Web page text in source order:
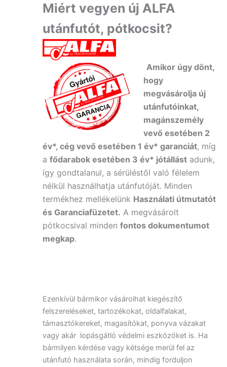
Miért vegyen új ALFA
utánfutót, pótkocsit?
Amikor úgy dönt,
hogy
megvásárolja új
utánfutóinkat,
magánszemély
vevő esetében 2
év*, cég vevő esetében 1 év* garanciát, míg
a fődarabok esetében 3 év* jótállástadunk,
így gondtalanul, a sérüléstől való félelem
nélkül használhatja utánfutóját. Minden
termékhez mellékelünk Használati útmutatót
és Garanciafüzetet. A megvásárolt
pótkocsival minden fontos dokumentumot
megkap.
Ezenkívül bármikor vásárolhat kiegészítő
felszereléseket, tartozékokat, oldalfalakat,
támasztókereket, magasítókat, ponyva vázakat
vagy akár lopásgátló védelmi eszközöket is. Ha
bármilyen kérdése vagy kétsége merül fel az
utánfutó használata során, mindig forduljon